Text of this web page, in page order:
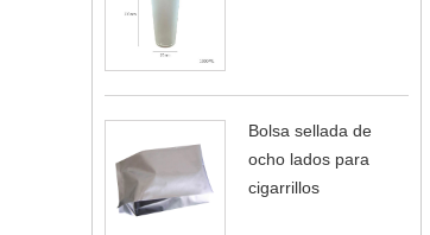
Bolsa sellada de
ocho lados para
cigarrillos